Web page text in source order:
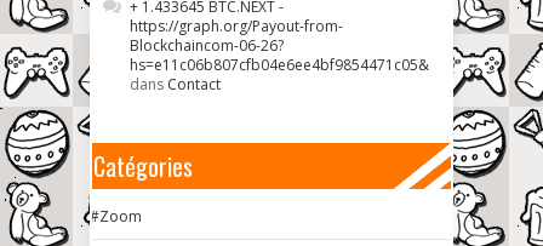
+ 1.433645 BTC.NEXT -
https://graph.org/Payout-from-
Blockchaincom-06-26?
hs=e11c06b807cfb04e6ee4bf9854471c05&
dans Contact
Catégories
#Zoom